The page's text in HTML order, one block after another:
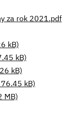
za rok 2021.pdf
kB)
kB)
kB)
kB)
MB)